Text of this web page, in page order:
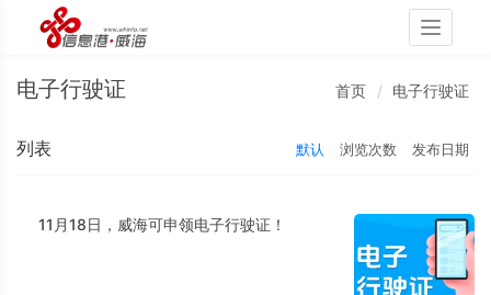
Toggle
电子行驶证 首页 电子行驶证
列表 默认 浏览次数 发布日期
11月18日，威海可申领电子行驶证！